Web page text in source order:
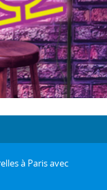
à Paris avec